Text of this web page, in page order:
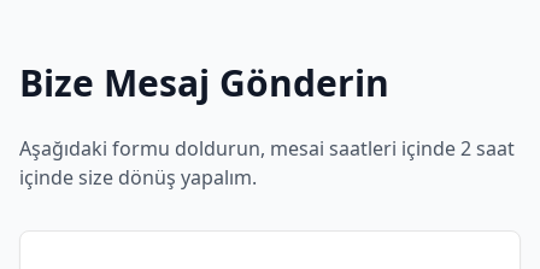
Bize Mesaj Gönderin
Aşağıdaki formu doldurun, mesai saatleri içinde 2 saat
içinde size dönüş yapalım.